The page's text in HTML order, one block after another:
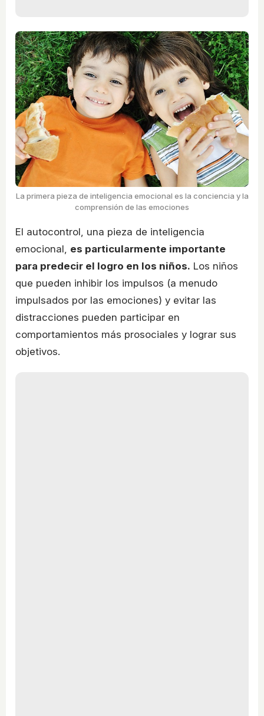
La primera pieza de inteligencia emocional es la conciencia y la
comprensión de las emociones
El autocontrol, una pieza de inteligencia
emocional, es particularmente importante
para predecir el logro en los niños. Los niños
que pueden inhibir los impulsos (a menudo
impulsados por las emociones) y evitar las
distracciones pueden participar en
comportamientos más prosociales y lograr sus
objetivos.